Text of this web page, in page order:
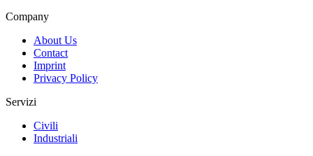
Company
About Us
Contact
Imprint
Privacy Policy
Servizi
Civili
Industriali